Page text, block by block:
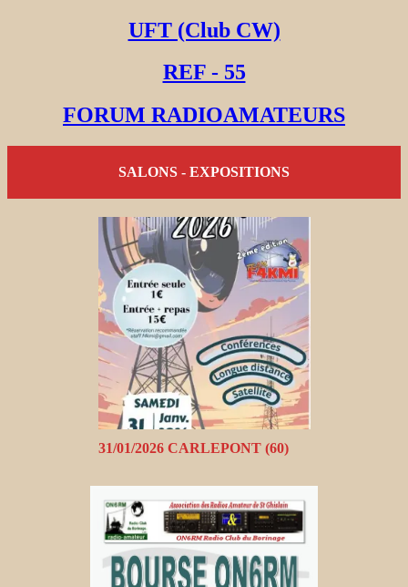
UFT (Club CW)
REF - 55
FORUM RADIOAMATEURS
SALONS - EXPOSITIONS
31/01/2026 CARLEPONT (60)